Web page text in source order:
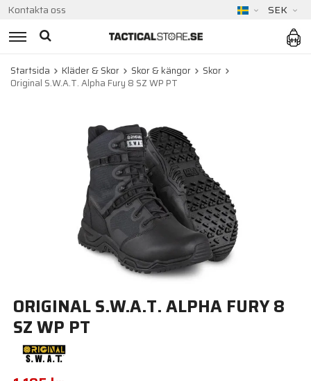
Kontakta oss SEK
Startsida Kläder & Skor Skor & kängor
Skor
Original S.W.A.T. Alpha Fury 8 SZ WP PT
ORIGINAL S.W.A.T. ALPHA FURY 8
SZ WP PT